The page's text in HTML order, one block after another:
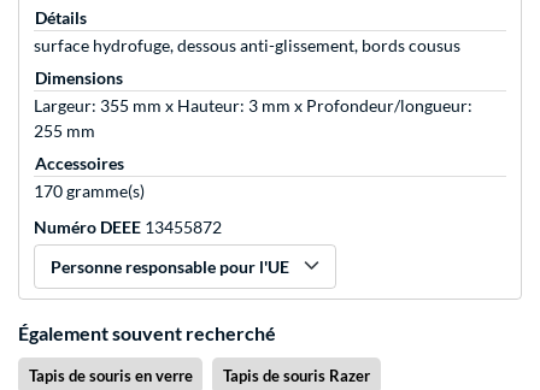
Détails
surface hydrofuge, dessous anti-glissement, bords cousus
Dimensions
Largeur: 355 mm x Hauteur: 3 mm x Profondeur/longueur:
255 mm
Accessoires
170 gramme(s)
Numéro DEEE 13455872
Personne responsable pour l'UE
Également souvent recherché
Tapis de souris en verre Tapis de souris Razer